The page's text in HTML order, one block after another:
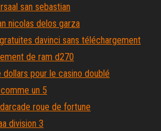
san sebastian
nicolas delos garza
davinci sans téléchargement
de ram d270
dollars pour le casino doublé
un 5
roue de fortune
division 3